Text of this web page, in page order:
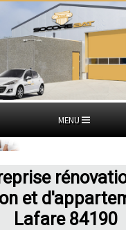
MENU
et
Lafare 84190